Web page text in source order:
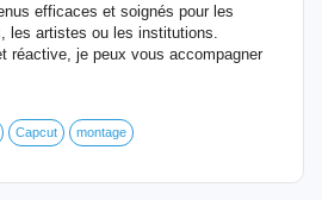
efficaces et soignés pour les
les artistes ou les institutions.
réactive, je peux vous accompagner
Capcut montage